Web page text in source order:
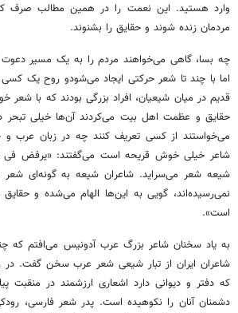
وارد ‏هستید. این نعمت را در همین مطالب صرف
مردمان زنده شوند و حقایق را ‏بشنوند. ‏
چه بسا، گاهی می‌خواهند مردم را به یک مسیر دعوت
اما با چند تا شعر ‏حرکتی ایجاد می‌شودو روح یک
قدیم در میان شیعیان، افراد بزرگی بودند که ‏با شعر
حقایق و عظمت اهل بیت می‌کردند آن‌ها خیلی تبحر
می‌خواستند از کسی تعریف کنند چه در زبان عرب
شاعر خیلی خوش ‏قریحه است می‌گفتند: «یرفض فی
شیعه شعر می‌سراید. شاعران شیعه به گونه‌ای ‏شعر
نمی‌رسیده‌اند، گویی به این‌ها الهام می‌شده و
است». ‏
به یاد سخنان شاعر بزرگ عرب آدونیس می‌افتم که
شاعران ایران از تبار ‏شیعی شعر عرب سخن گفت. در
که دفتر و دیوانی دارد اشعاری ارزشمند در ‏منقبت
دشمنان آنان را نکوهیده است. پدر شعر فارسی،